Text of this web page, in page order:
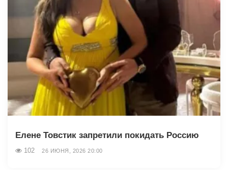
Елене Товстик запретили покидать Россию
102 26 ИЮНЯ, 2026 20:00